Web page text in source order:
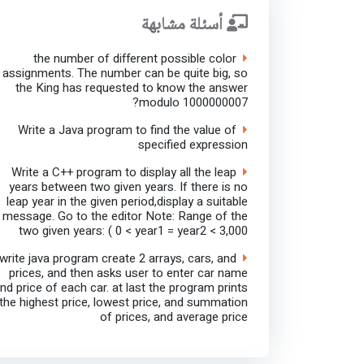
أسئلة مشابهة
the number of different possible color
assignments. The number can be quite big, so
the King has requested to know the answer
modulo 1000000007?
Write a Java program to find the value of
specified expression
Write a C++ program to display all the leap
years between two given years. If there is no
leap year in the given period,display a suitable
message. Go to the editor Note: Range of the
two given years: ( 0 < year1 = year2 < 3,000
write java program create 2 arrays, cars, and
prices, and then asks user to enter car name
price of each car. at last the program prints
the highest price, lowest price, and summation
of prices, and average price